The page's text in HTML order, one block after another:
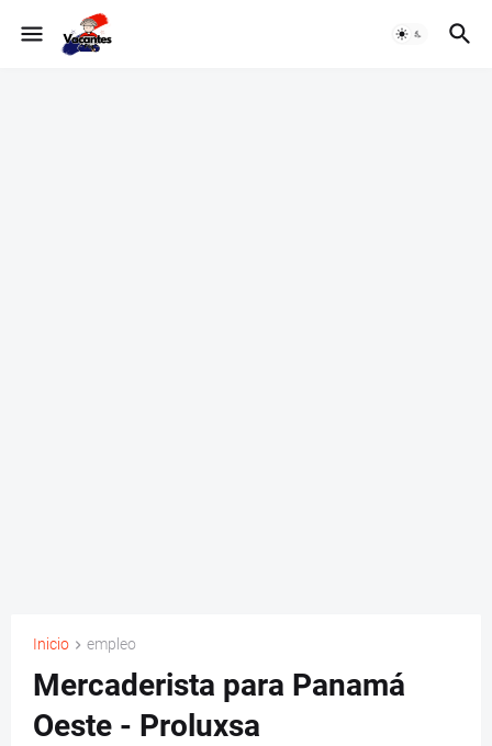
Inicio empleo
Mercaderista para Panamá
Oeste - Proluxsa